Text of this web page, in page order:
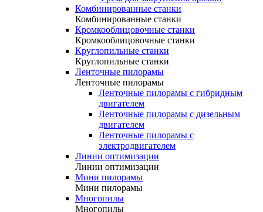
Комбинированные станки
Комбинированные станки
Кромкооблицовочные станки
Кромкооблицовочные станки
Круглопильные станки
Круглопильные станки
Ленточные пилорамы
Ленточные пилорамы
Ленточные пилорамы с гибридным
двигателем
Ленточные пилорамы с дизельным
двигателем
Ленточные пилорамы с
электродвигателем
Линии оптимизации
Линии оптимизации
Мини пилорамы
Мини пилорамы
Многопилы
Многопилы